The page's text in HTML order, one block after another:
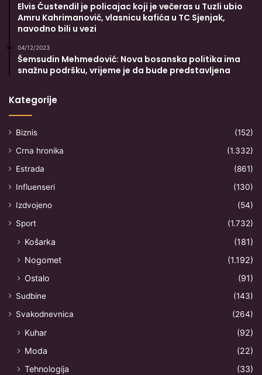
Elvis Ćustendil je policajac koji je večeras u Tuzli ubio
Amru Kahrimanović, vlasnicu kafića u TC Sjenjak,
navodno bili u vezi
04/12/2023
Šemsudin Mehmedović: Nova bosanska politika ima
snažnu podršku, vrijeme je da bude predstavljena
Kategorije
Biznis
(152)
Crna hronika
(1.332)
Estrada
(861)
Influenseri
(130)
Izdvojeno
(54)
Sport
(1.732)
Košarka
(181)
Nogomet
(1.192)
Ostalo
(91)
Sudbine
(143)
Svakodnevnica
(264)
Kuhar
(92)
Moda
(22)
Tehnologija
(33)